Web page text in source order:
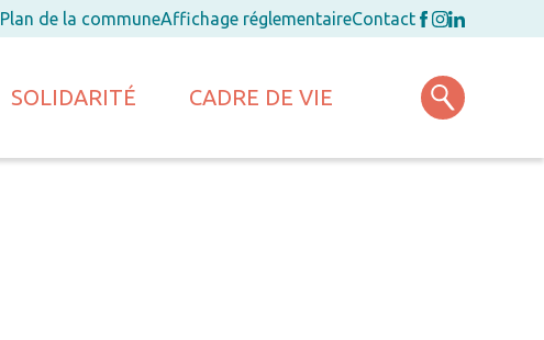
Plan de la communeAffichage réglementaireContact
SOLIDARITÉ CADRE DE VIE